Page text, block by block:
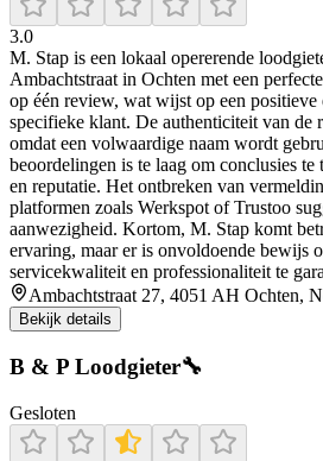
3.0
M. Stap is een lokaal opererende
Ambachtstraat in Ochten met een
op één review, wat wijst op een positieve
specifieke klant. De authenticiteit van
omdat een volwaardige naam wordt
beoordelingen is te laag om conclusies
en reputatie. Het ontbreken van
platformen zoals Werkspot of Trustoo
aanwezigheid. Kortom, M. Stap komt
ervaring, maar er is onvoldoende bewijs
servicekwaliteit en professionaliteit te
Ambachtstraat 27, 4051 AH Ochten,
Bekijk details
B & P Loodgieter🔧
Gesloten